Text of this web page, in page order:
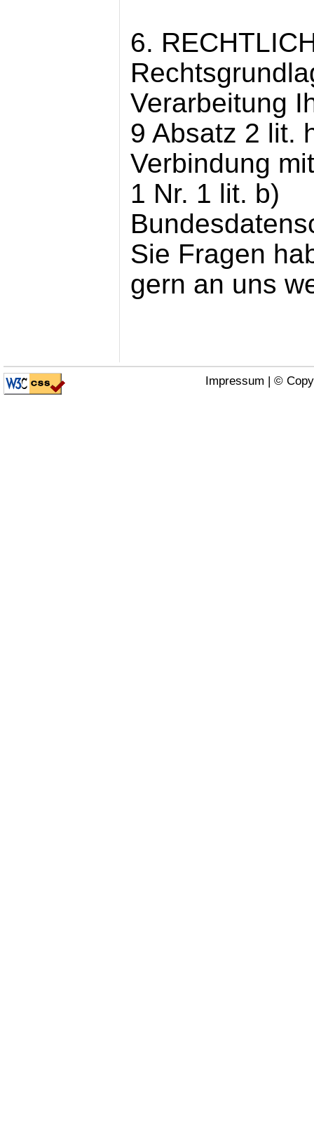
6.
Verarbeitung
9 Absatz 2 lit.
Verbindung
1 Nr. 1 lit. b)
Sie Fragen
gern an uns
Impressum | ©